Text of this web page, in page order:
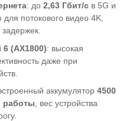
: до2,63 Гбит/с в 5G и
потокового видео 4K,
(AX1800): высокая
даже при
аккумулятор4500
работы , вес устройства